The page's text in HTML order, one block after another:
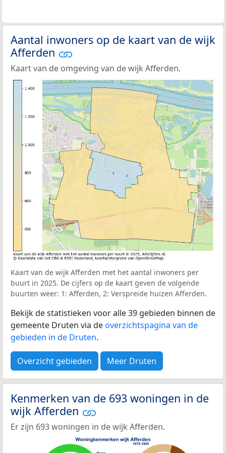
Aantal inwoners op de kaart van de wijk
Afferden
Kaart van de omgeving van de wijk Afferden.
Kaart van de wijk Afferden met het aantal inwoners per
buurt in 2025. De cijfers op de kaart geven de volgende
buurten weer: 1: Afferden, 2: Verspreide huizen Afferden.
Bekijk de statistieken voor alle 39 gebieden binnen de
gemeente Druten via deoverzichtspagina van de
gebieden in de Druten.
Overzicht gebieden Meer Druten
Kenmerken van de 693 woningen in de
wijk Afferden
Er zijn 693 woningen in de wijk Afferden.